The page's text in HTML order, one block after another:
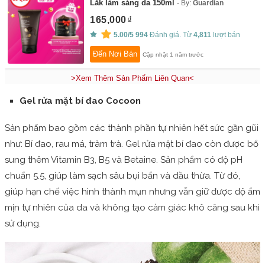
Lắk làm sáng da 150ml By:Guardian
165,000
5.00/5 994 Đánh giá. Từ4,811 lượt bán
Đến Nơi Bán Cập nhật 1 năm trước
>Xem Thêm Sản Phẩm Liên Quan<
Gel rửa mặt bí đao Cocoon
Sản phẩm bao gồm các thành phần tự nhiên hết sức gần gũi
như: Bí đao, rau má, tràm trà. Gel rửa mặt bí đao còn được bổ
sung thêm Vitamin B3, B5 và Betaine. Sản phẩm có độ pH
chuẩn 5.5, giúp làm sạch sâu bụi bẩn và dầu thừa. Từ đó,
giúp hạn chế việc hình thành mụn nhưng vẫn giữ được độ ẩm
mịn tự nhiên của da và không tạo cảm giác khô căng sau khi
sử dụng.